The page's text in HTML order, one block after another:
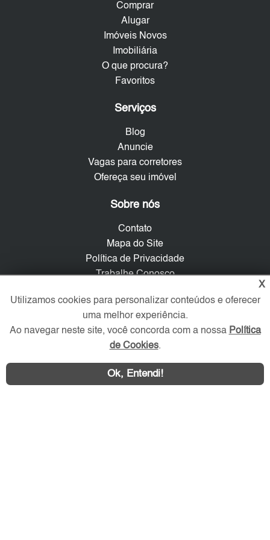
Comprar
Alugar
Imóveis Novos
Imobiliária
O que procura?
Favoritos
Serviços
Blog
Anuncie
Vagas para corretores
Ofereça seu imóvel
Sobre nós
Contato
Mapa do Site
Política de Privacidade
Trabalhe Conosco
Verificada por
Redes Sociais
X
Utilizamos cookies para personalizar conteúdos e oferecer
uma melhor experiência.
Ao navegar neste site, você concorda com a nossa Política
de Cookies.
Ok, Entendi!